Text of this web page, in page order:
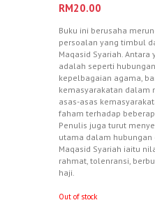
RM20.00
Buku ini berusaha
persoalan yang timbul
Maqasid Syariah. Antara
adalah seperti
kepelbagaian agama,
kemasyarakatan dalam
asas-asas
faham terhadap
Penulis juga turut
utama dalam
Maqasid Syariah iaitu
rahmat, tolenransi,
haji.
Out of stock